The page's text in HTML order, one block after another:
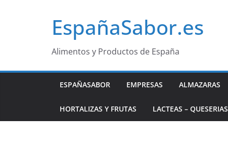
EspañaSabor.es
Alimentos y Productos de España
ESPAÑASABOR EMPRESAS ALMAZARAS
HORTALIZAS Y FRUTAS LACTEAS – QUESERIAS